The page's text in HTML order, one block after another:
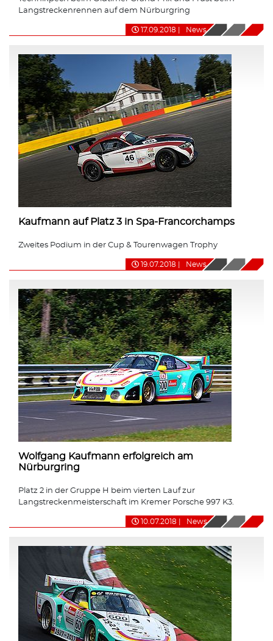
Langstreckenrennen auf dem Nürburgring
17.09.2018 News
Kaufmann auf Platz 3 in Spa-Francorchamps
Zweites Podium in der Cup & Tourenwagen Trophy
19.07.2018 News
Wolfgang Kaufmann erfolgreich am
Nürburgring
Platz 2 in der Gruppe H beim vierten Lauf zur
Langstreckenmeisterschaft im Kremer Porsche 997 K3.
10.07.2018 News